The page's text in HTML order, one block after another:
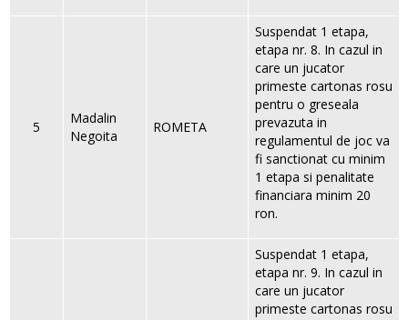
5
Madalin
Negoita
ROMETA
Suspendat 1 etapa,
etapa nr. 8. In cazul in
care un jucator
primeste cartonas rosu
pentru o greseala
prevazuta in
regulamentul de joc va
fi sanctionat cu minim
1 etapa si penalitate
financiara minim 20
ron.
Suspendat 1 etapa,
etapa nr. 9. In cazul in
care un jucator
primeste cartonas rosu